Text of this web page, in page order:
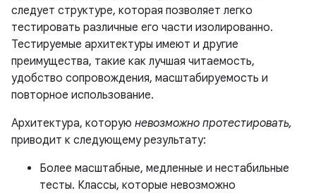
следует структуре, которая позволяет легко
тестировать различные его части изолированно.
Тестируемые архитектуры имеют и другие
преимущества, такие как лучшая читаемость,
удобство сопровождения, масштабируемость и
повторное использование.
Архитектура, которую невозможно протестировать,
приводит к следующему результату:
Более масштабные, медленные и нестабильные
тесты. Классы, которые невозможно